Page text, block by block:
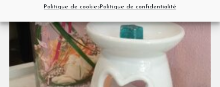
Politique de cookiesPolitique de confidentialité